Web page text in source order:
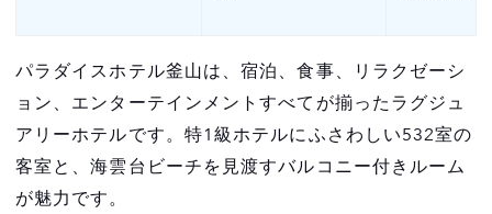
パラダイスホテル釜山は、宿泊、食事、リラクゼーシ
ョン、エンターテインメントすべてが揃ったラグジュ
アリーホテルです。特1級ホテルにふさわしい532室の
客室と、海雲台ビーチを見渡すバルコニー付きルーム
が魅力です。